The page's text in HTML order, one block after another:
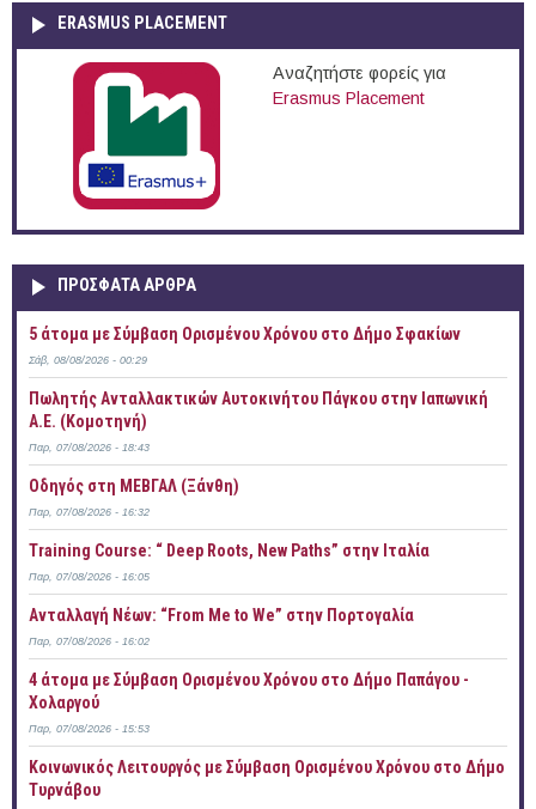
ERASMUS PLACEMENT
Αναζητήστε φορείς για
Erasmus Placement
ΠΡOΣΦΑΤΑ AΡΘΡΑ
5 άτομα με Σύμβαση Ορισμένου Χρόνου στο Δήμο Σφακίων
Σάβ, 08/08/2026 - 00:29
Πωλητής Ανταλλακτικών Αυτοκινήτου Πάγκου στην Ιαπωνική
Α.Ε. (Κομοτηνή)
Παρ, 07/08/2026 - 18:43
Οδηγός στη ΜΕΒΓΑΛ (Ξάνθη)
Παρ, 07/08/2026 - 16:32
Training Course: “ Deep Roots, New Paths” στην Ιταλία
Παρ, 07/08/2026 - 16:05
Ανταλλαγή Νέων: “From Me to We” στην Πορτογαλία
Παρ, 07/08/2026 - 16:02
4 άτομα με Σύμβαση Ορισμένου Χρόνου στο Δήμο Παπάγου -
Χολαργού
Παρ, 07/08/2026 - 15:53
Κοινωνικός Λειτουργός με Σύμβαση Ορισμένου Χρόνου στο Δήμο
Τυρνάβου